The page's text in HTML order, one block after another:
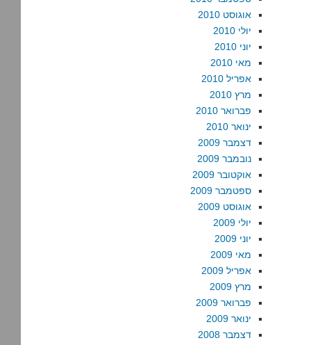
אוגוסט 2010
יולי 2010
יוני 2010
מאי 2010
אפריל 2010
מרץ 2010
פברואר 2010
ינואר 2010
דצמבר 2009
נובמבר 2009
אוקטובר 2009
ספטמבר 2009
אוגוסט 2009
יולי 2009
יוני 2009
מאי 2009
אפריל 2009
מרץ 2009
פברואר 2009
ינואר 2009
דצמבר 2008